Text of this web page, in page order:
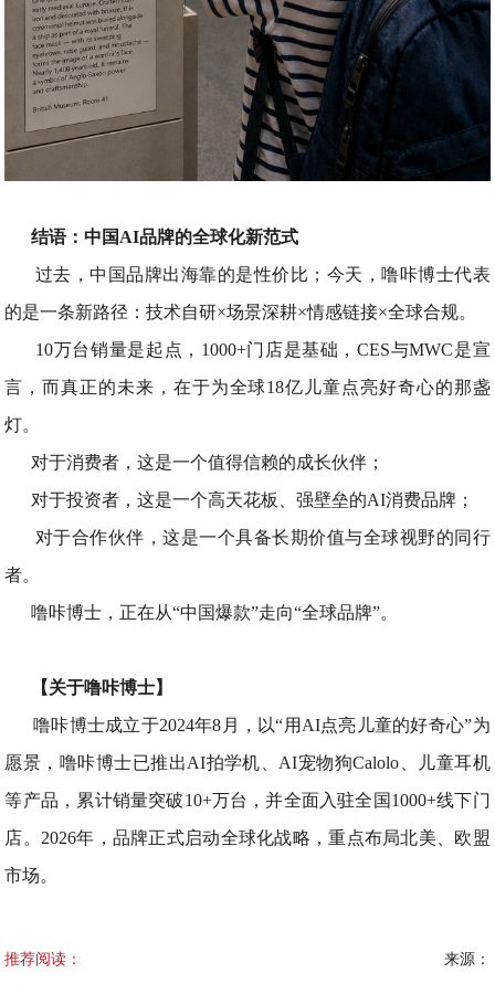
结语：中国AI品牌的全球化新范式
过去，中国品牌出海靠的是性价比；今天，噜咔博士代表
的是一条新路径：技术自研×场景深耕×情感链接×全球合规。
10万台销量是起点，1000+门店是基础，CES与MWC是宣
言，而真正的未来，在于为全球18亿儿童点亮好奇心的那盏
灯。
对于消费者，这是一个值得信赖的成长伙伴；
对于投资者，这是一个高天花板、强壁垒的AI消费品牌；
对于合作伙伴，这是一个具备长期价值与全球视野的同行
者。
噜咔博士，正在从“中国爆款”走向“全球品牌”。
【关于噜咔博士】
噜咔博士成立于2024年8月，以“用AI点亮儿童的好奇心”为
愿景，噜咔博士已推出AI拍学机、AI宠物狗Calolo、儿童耳机
等产品，累计销量突破10+万台，并全面入驻全国1000+线下门
店。2026年，品牌正式启动全球化战略，重点布局北美、欧盟
市场。
推荐阅读： 来源：